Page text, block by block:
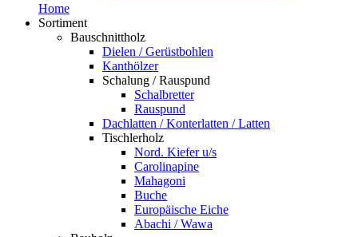
Home
Sortiment
Bauschnittholz
Dielen / Gerüstbohlen
Kanthölzer
Schalung / Rauspund
Schalbretter
Rauspund
Dachlatten / Konterlatten / Latten
Tischlerholz
Nord. Kiefer u/s
Carolinapine
Mahagoni
Buche
Europäische Eiche
Abachi / Wawa